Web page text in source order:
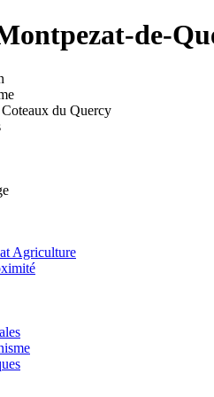
de-
Agriculture